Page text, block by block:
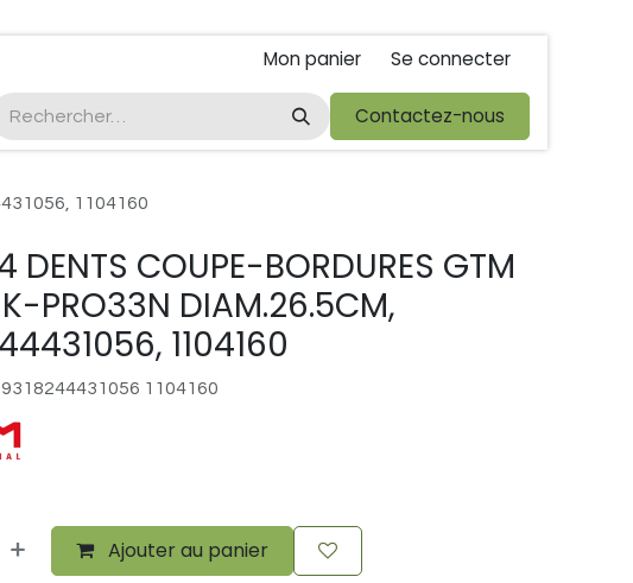
Mon panier Se connecter
EGO Kubota foire de libramont Droit de rétractations
Contactez-nous
1104160
DENTS COUPE-BORDURES GTM
PRO33N DIAM.26.5CM,
1104160
1104160
Ajouter au panier